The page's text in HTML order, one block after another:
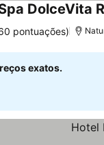
DolceVita
pontuações)
exatos.